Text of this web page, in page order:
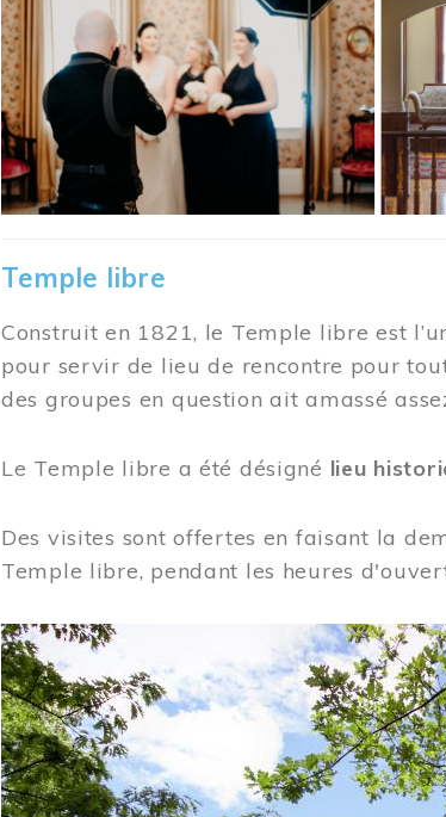
Temple libre
Construit en 1821, le Temple libre est
pour servir de lieu de rencontre pour
des groupes en question ait amassé
Le Temple libre a été désigné lieu
Des visites sont offertes en faisant la
Temple libre, pendant les heures
Image